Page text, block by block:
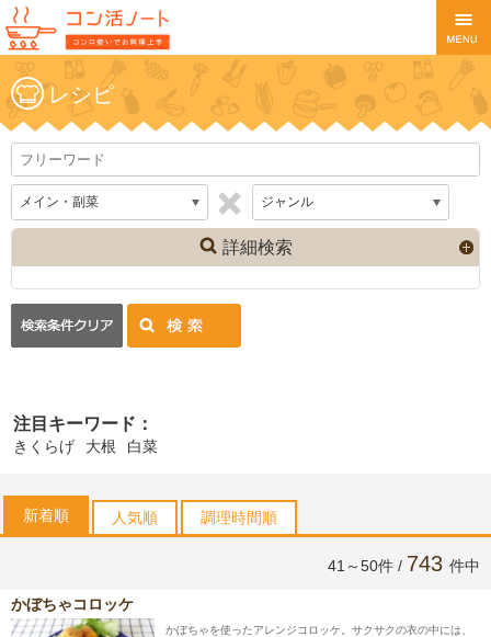
レシピ
詳細検索
注目キーワード：
きくらげ 大根 白菜
新着順 人気順 調理時間順
41～50件 / 743 件中
かぼちゃコロッケ
かぼちゃを使ったアレンジコロッケ。サクサクの衣の中には、